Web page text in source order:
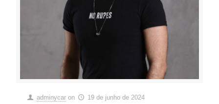
adminycar on 19 de junho de 2024